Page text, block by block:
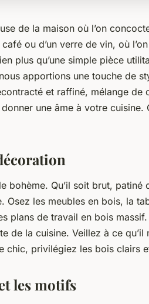
de la maison où l’on
café ou d’un verre de vin, où
plus qu’une simple pièce
apportions une touche de
et raffiné, mélange de
une âme à votre cuisine.
bohème. Qu’il soit brut, patiné
Osez les meubles en bois, la
plans de travail en bois
de la cuisine. Veillez à ce qu’il
chic, privilégiez les bois clairs
les motifs